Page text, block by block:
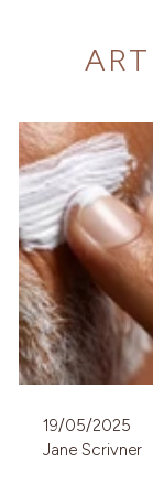
19/05/2025
Jane Scrivner